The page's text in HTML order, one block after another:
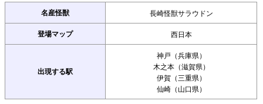
名産怪獣 長崎怪獣サラウドン
登場マップ 西日本
出現する駅
神戸（兵庫県）
木之本（滋賀県）
伊賀（三重県）
仙崎（山口県）